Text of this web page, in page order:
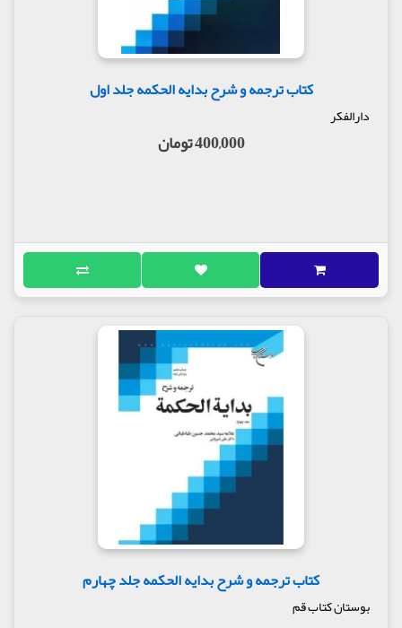
کتاب ترجمه و شرح بدایه الحکمه جلد اول
دارالفکر
400,000 تومان
کتاب ترجمه و شرح بدایه الحکمه جلد چهارم
بوستان کتاب قم